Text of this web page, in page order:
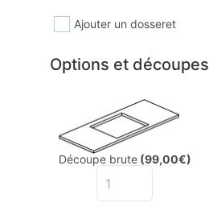
Ajouter un dosseret
Options et découpes
Découpe brute(99,00€)